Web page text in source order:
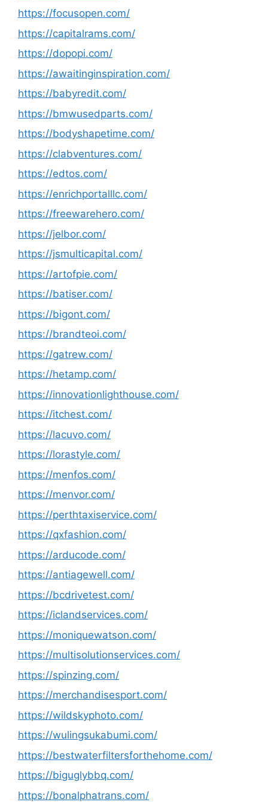
https://focusopen.com/
https://capitalrams.com/
https://dopopi.com/
https://awaitinginspiration.com/
https://babyredit.com/
https://bmwusedparts.com/
https://bodyshapetime.com/
https://clabventures.com/
https://edtos.com/
https://enrichportalllc.com/
https://freewarehero.com/
https://jelbor.com/
https://jsmulticapital.com/
https://artofpie.com/
https://batiser.com/
https://bigont.com/
https://brandteoi.com/
https://gatrew.com/
https://hetamp.com/
https://innovationlighthouse.com/
https://itchest.com/
https://lacuvo.com/
https://lorastyle.com/
https://menfos.com/
https://menvor.com/
https://perthtaxiservice.com/
https://qxfashion.com/
https://arducode.com/
https://antiagewell.com/
https://bcdrivetest.com/
https://iclandservices.com/
https://moniquewatson.com/
https://multisolutionservices.com/
https://spinzing.com/
https://merchandisesport.com/
https://wildskyphoto.com/
https://wulingsukabumi.com/
https://bestwaterfiltersforthehome.com/
https://biguglybbq.com/
https://bonalphatrans.com/